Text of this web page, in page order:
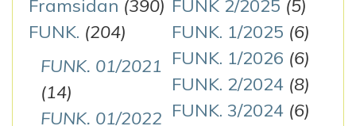
Framsidan (390) FUNK 2/2025 (5)
FUNK. (204)
FUNK. 01/2021
(14)
FUNK. 01/2022
FUNK. 1/2025 (6)
FUNK. 1/2026 (6)
FUNK. 2/2024 (8)
FUNK. 3/2024 (6)